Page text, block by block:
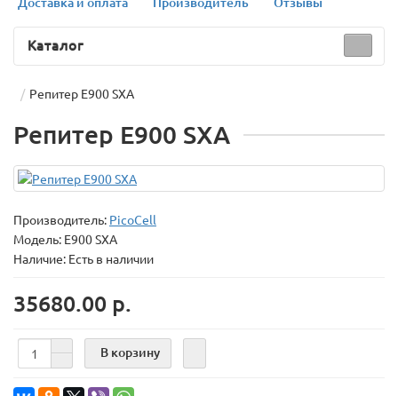
Каталог
Репитер E900 SXA
Репитер E900 SXA
Производитель: PicoCell
Модель: E900 SXA
Наличие: Есть в наличии
35680.00 р.
В корзину